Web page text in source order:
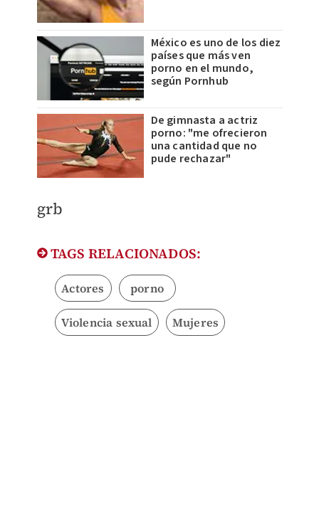
México es uno de los diez
países que más ven
porno en el mundo,
según Pornhub
De gimnasta a actriz
porno: "me ofrecieron
una cantidad que no
pude rechazar"
​grb
TAGS RELACIONADOS:
Actores porno
Violencia sexual Mujeres